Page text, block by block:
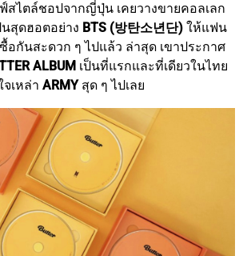
สไตล์ชอปจากญี่ปุ่น เคยวางขายคอลเลก
สุดฮอตอย่าง BTS (방탄소년단) ให้แฟน
อกันสะดวก ๆ ไปแล้ว ล่าสุด เขาประกาศ
ALBUM เป็นที่แรกและที่เดียวในไทย
จเหล่า ARMYสุด ๆ ไปเลย